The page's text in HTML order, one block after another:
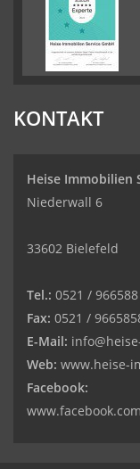
KONTAKT
Heise Immobilien
Niederwall 6
33602 Bielefeld
Tel.: 0521 / 966588
Fax: 0521 /
E-Mail:
Web: www.heise-
Facebook: